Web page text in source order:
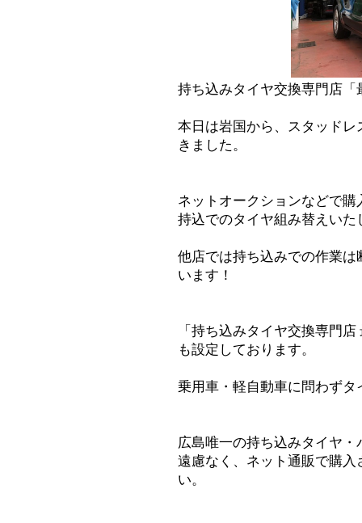
持ち込みタイヤ交換専門店「
本日は岩国から、スタッド
きました。
ネットオークションなどで
持込でのタイヤ組み替えいた
他店では持ち込みでの作業
います！
「持ち込みタイヤ交換専門
も設定しております。
乗用車・軽自動車に問わずタ
広島唯一の持ち込みタイヤ
遠慮なく、ネット通販で購
い。